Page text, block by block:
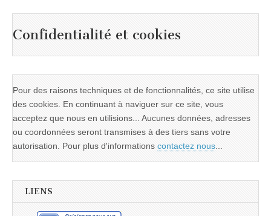
Confidentialité et cookies
Pour des raisons techniques et de fonctionnalités, ce site utilise
des cookies. En continuant à naviguer sur ce site, vous
acceptez que nous en utilisions... Aucunes données, adresses
ou coordonnées seront transmises à des tiers sans votre
autorisation. Pour plus d'informations contactez nous...
LIENS